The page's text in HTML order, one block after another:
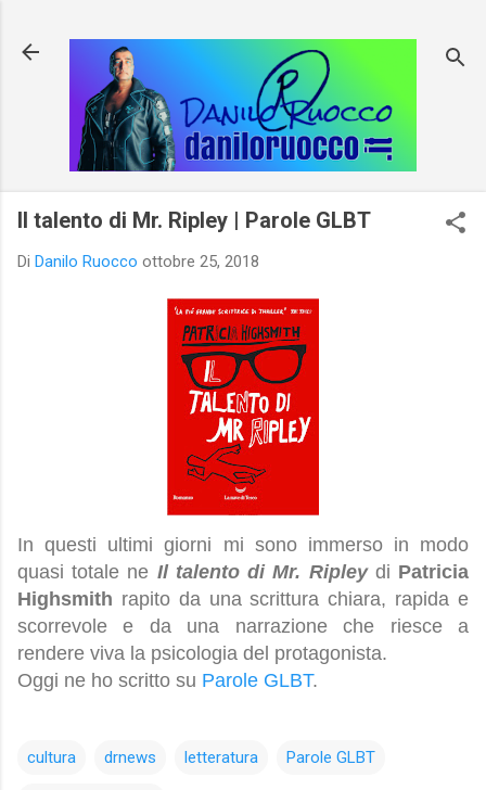
Il talento di Mr. Ripley | Parole GLBT
Di Danilo Ruocco ottobre 25, 2018
In questi ultimi giorni mi sono immerso in modo
quasi totale ne Il talento di Mr. Ripleydi Patricia
Highsmith rapito da una scrittura chiara, rapida e
scorrevole e da una narrazione che riesce a
rendere viva la psicologia del protagonista.
Oggi ne ho scritto su Parole GLBT.
cultura drnews letteratura Parole GLBT